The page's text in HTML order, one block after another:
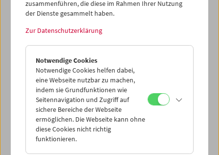
Collection on Screen:
RISE UP! Kino und (De)Kolonialität
zusammenführen, die diese im Rahmen Ihrer Nutzung
der Dienste gesammelt haben.
Zur Datenschutzerklärung
Notwendige Cookies
Notwendige Cookies helfen dabei,
eine Webseite nutzbar zu machen,
indem sie Grundfunktionen wie
Seitennavigation und Zugriff auf
sichere Bereiche der Webseite
ermöglichen. Die Webseite kann ohne
diese Cookies nicht richtig
funktionieren.